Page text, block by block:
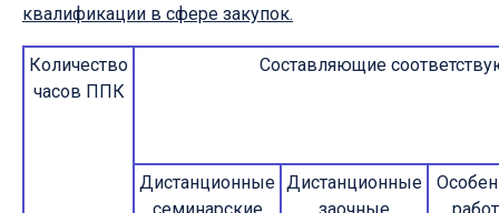
квалификации в сфере закупок.
Количество
часов ППК
Составляющие
Дистанционные Дистанционные